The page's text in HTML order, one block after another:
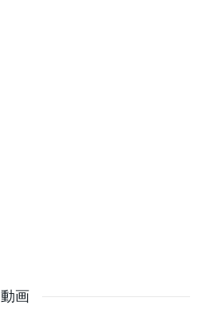
運搬車ではなく、「移動でき
いたのです。
画